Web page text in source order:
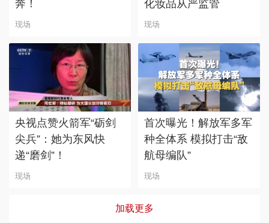
奔！
现场
化妆品从严监管
现场
央视点赞火箭军“砺剑
尖兵”：她为东风快
递“磨剑”！
现场
首次曝光！解放军多军
种全体系 模拟打击“敌
航母编队”
现场
加载更多